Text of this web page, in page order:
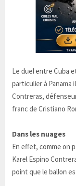
Le duel entre Cuba
particulier à Panama
Contreras,
franc de Cristiano
Dans les nuages
En effet, comme on
Karel Espino
point que le ballon